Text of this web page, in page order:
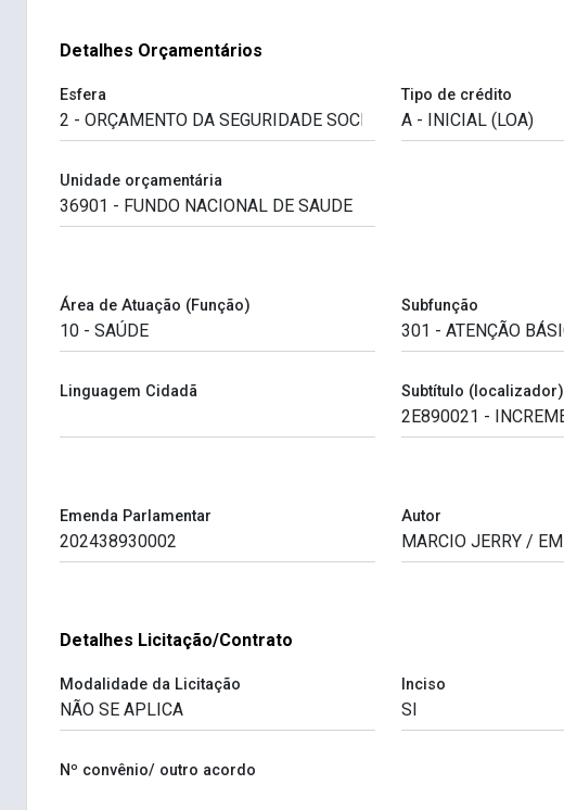
Detalhes Orçamentários
Esfera Tipo de crédito
Unidade orçamentária
Área de Atuação (Função) Subfunção
Linguagem Cidadã Subtítulo (localizador)
Emenda Parlamentar Autor
Detalhes Licitação/Contrato
Modalidade da Licitação Inciso
Nº convênio/ outro acordo